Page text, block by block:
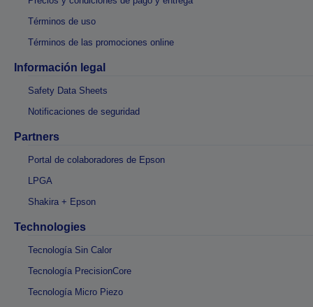
Términos de uso
Términos de las promociones online
Información legal
Safety Data Sheets
Notificaciones de seguridad
Partners
Portal de colaboradores de Epson
LPGA
Shakira + Epson
Technologies
Tecnología Sin Calor
Tecnología PrecisionCore
Tecnología Micro Piezo